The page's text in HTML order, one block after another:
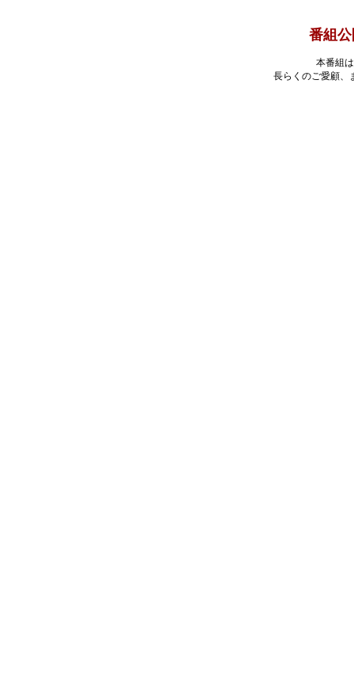
番組
本番組
長らくのご愛顧、